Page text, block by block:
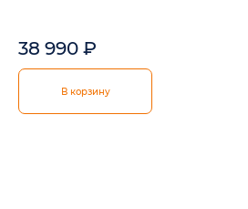
38 990 ₽
В корзину